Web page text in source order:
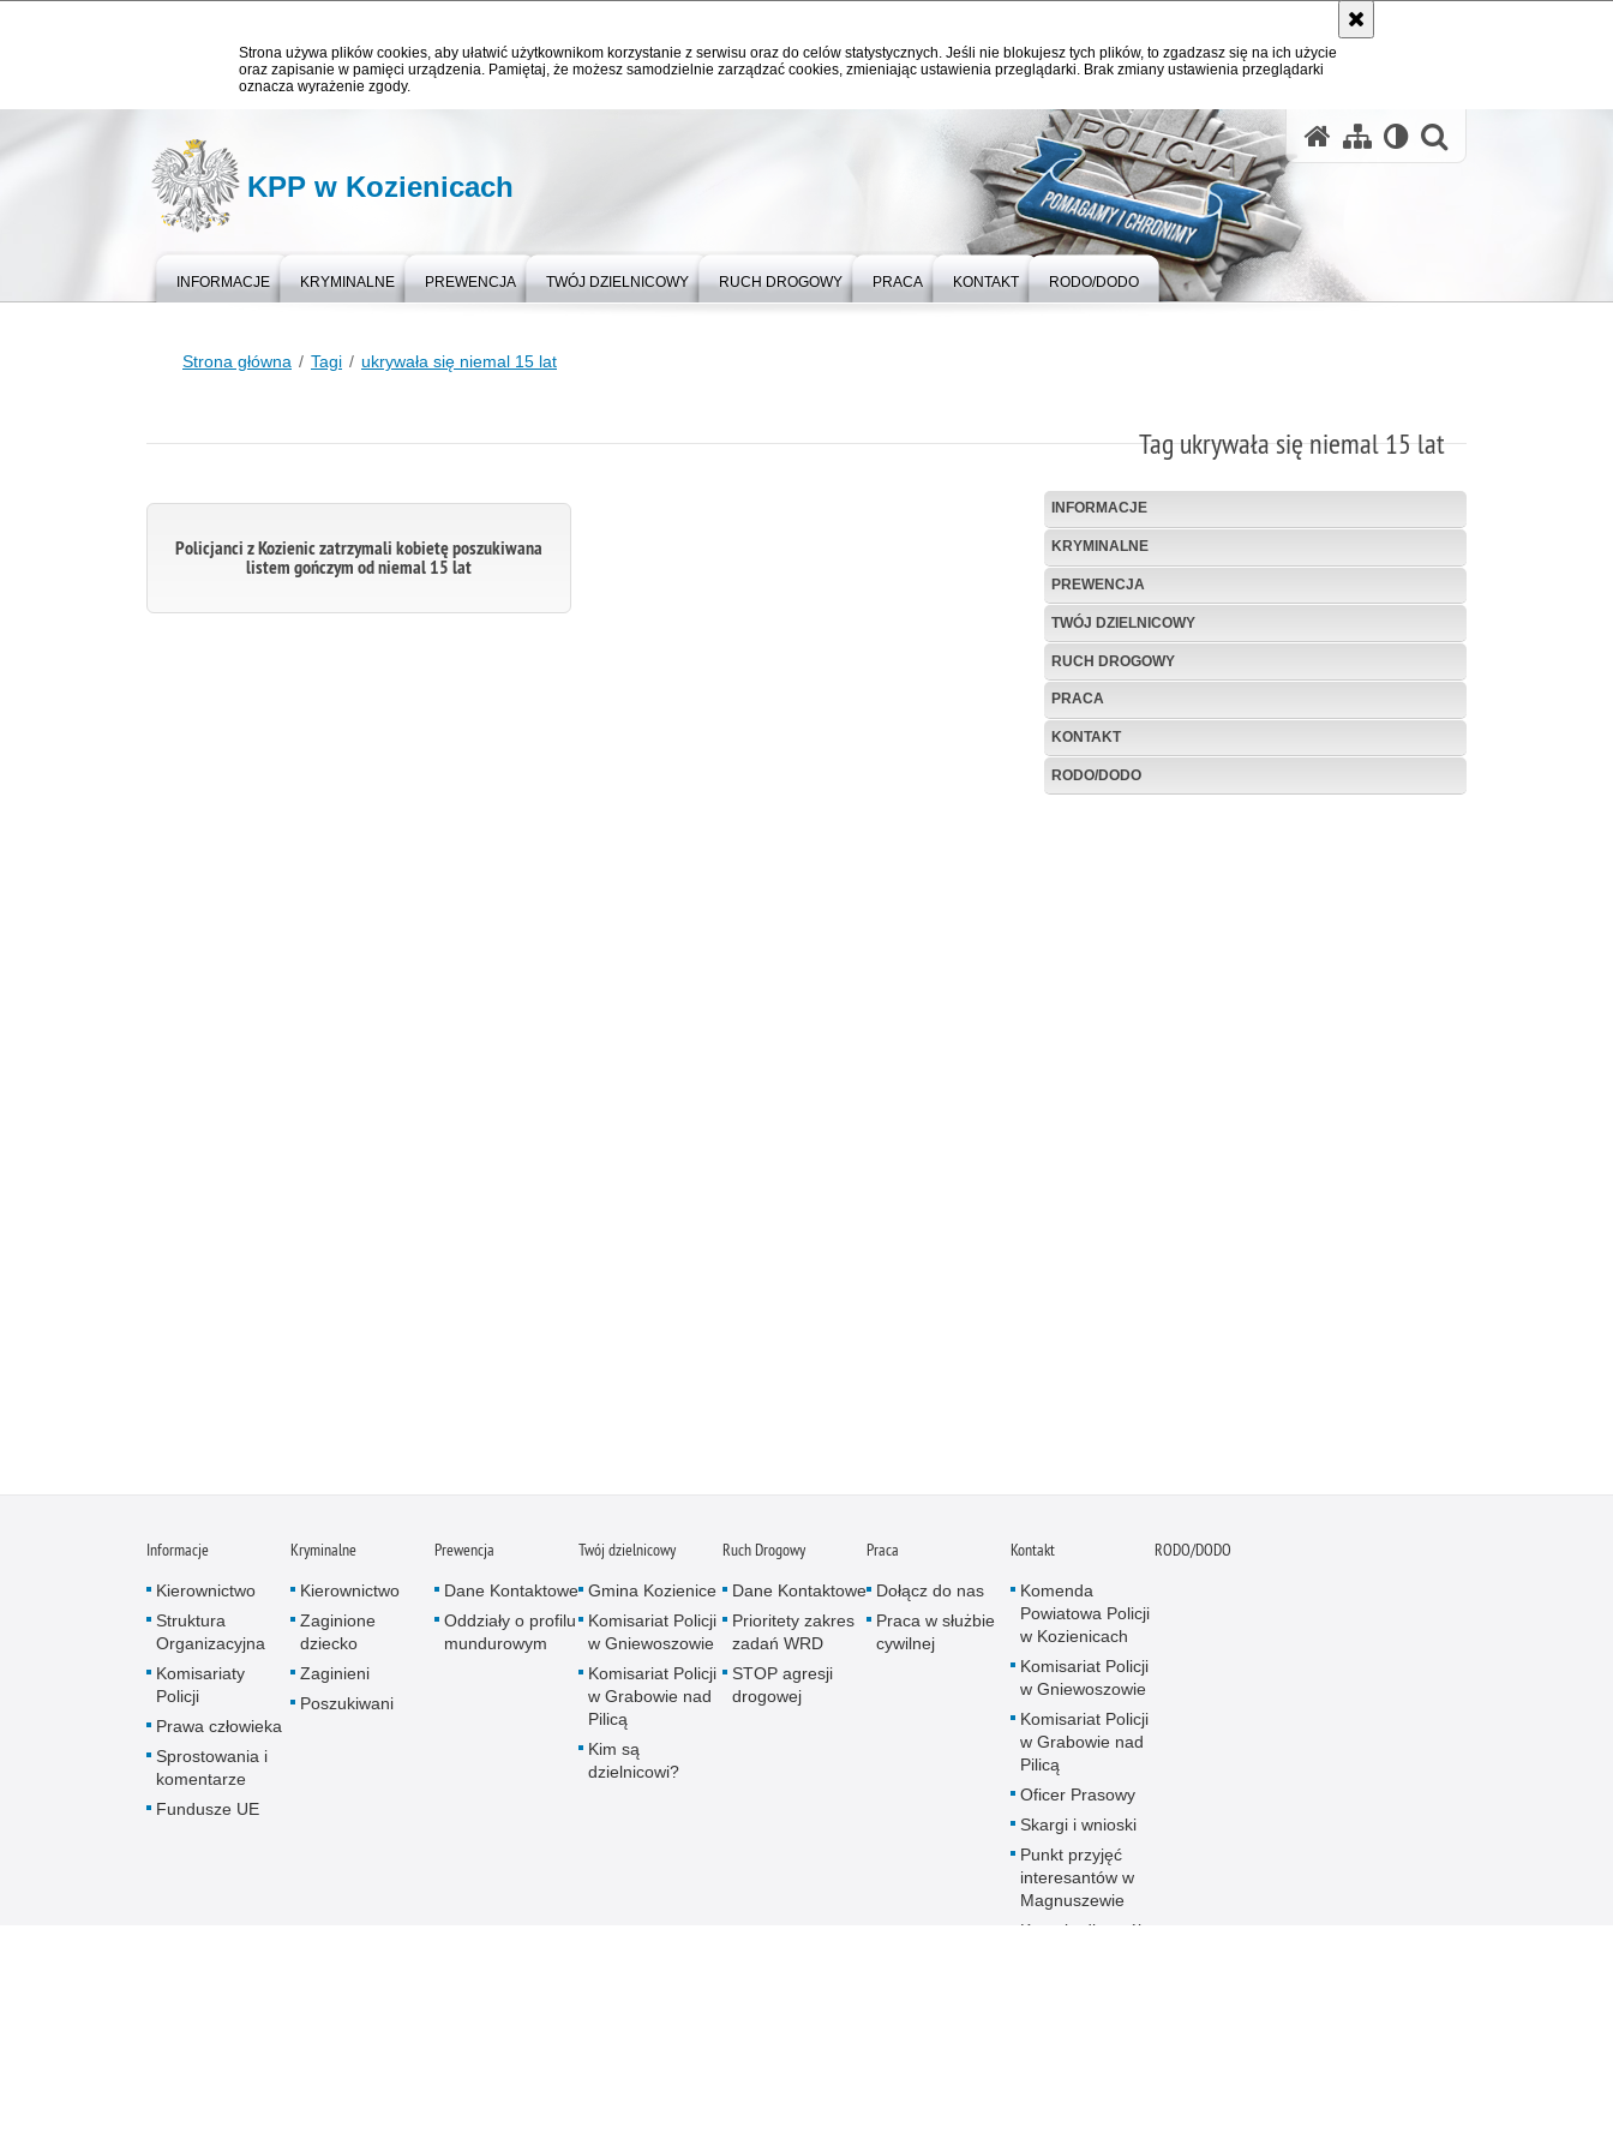
Strona używa plików cookies, aby ułatwić użytkownikom korzystanie z serwisu oraz do celów statystycznych. Jeśli nie blokujesz tych plików, to zgadzasz się na ich użycie
oraz zapisanie w pamięci urządzenia. Pamiętaj, że możesz samodzielnie zarządzać cookies, zmieniając ustawienia przeglądarki. Brak zmiany ustawienia przeglądarki
oznacza wyrażenie zgody.
KPP w Kozienicach
INFORMACJE KRYMINALNE PREWENCJA TWÓJ DZIELNICOWY RUCH DROGOWY PRACA KONTAKT RODO/DODO
Strona główna Tagi ukrywała się niemal 15 lat
Tag ukrywała się niemal 15 lat
INFORMACJE
KRYMINALNE
PREWENCJA
TWÓJ DZIELNICOWY
RUCH DROGOWY
PRACA
KONTAKT
RODO/DODO
Policjanci z Kozienic zatrzymali kobietę poszukiwana
listem gończym od niemal 15 lat
Informacje
Kierownictwo
Struktura
Organizacyjna
Komisariaty
Policji
Prawa człowieka
Sprostowania i
komentarze
Fundusze UE
Kryminalne
Kierownictwo
Zaginione
dziecko
Zaginieni
Poszukiwani
Prewencja
Dane Kontaktowe
Oddziały o profilu
mundurowym
Twój dzielnicowy
Gmina Kozienice
Komisariat Policji
w Gniewoszowie
Komisariat Policji
w Grabowie nad
Pilicą
Kim są
dzielnicowi?
Ruch Drogowy
Dane Kontaktowe
Prioritety zakres
zadań WRD
STOP agresji
drogowej
Praca
Dołącz do nas
Praca w służbie
cywilnej
Kontakt
Komenda
Powiatowa Policji
w Kozienicach
Komisariat Policji
w Gniewoszowie
Komisariat Policji
w Grabowie nad
Pilicą
Oficer Prasowy
Skargi i wnioski
Punkt przyjęć
interesantów w
Magnuszewie
Kontakt dla osób
RODO/DODO